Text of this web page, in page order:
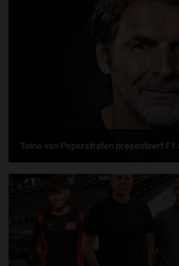
Toine van Peperstraten presenteert F1